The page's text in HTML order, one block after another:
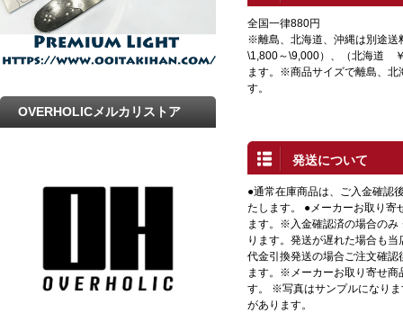
全国一律880円
※離島、北海道、沖縄は別途送
\1,800～\9,000）、（北海道
ます。※商品サイズで離島、北
す。
発送について
●通常在庫商品は、ご入金確認
たします。 ●メーカーお取り寄
ます。※入金確認済の場合の
ります。発送が遅れた場合も
代金引換発送の場合ご注文確
ます。※メーカーお取り寄せ商
す。 ※写真はサンプルになり
があります。
OVERHOLICメルカリストア